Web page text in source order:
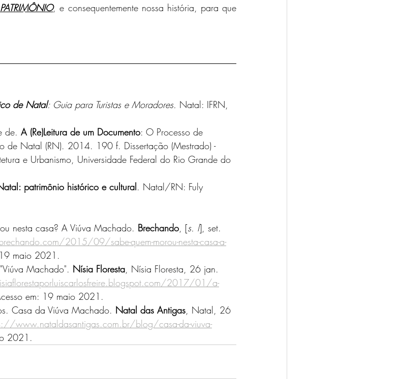
, e consequentemente nossa história, para que
de Natal: Guia para Turistas e Moradores. Natal: IFRN,
de. A (Re)Leitura de um Documento: O Processo de
de Natal (RN). 2014. 190 f. Dissertação (Mestrado) -
e Urbanismo, Universidade Federal do Rio Grande do
patrimônio histórico e cultural. Natal/RN: Fuly
nesta casa? A Viúva Machado. Brechando, [s. l], set.
2015/09/sabe-quem-morou-nesta-casa-a-
maio 2021.
Machado". Nísia Floresta, Nísia Floresta, 26 jan.
2017/01/a-
em: 19 maio 2021.
Casa da Viúva Machado. Natal das Antigas, Natal, 26
www.nataldasantigas.com.br/blog/casa-da-viuva-
2021.